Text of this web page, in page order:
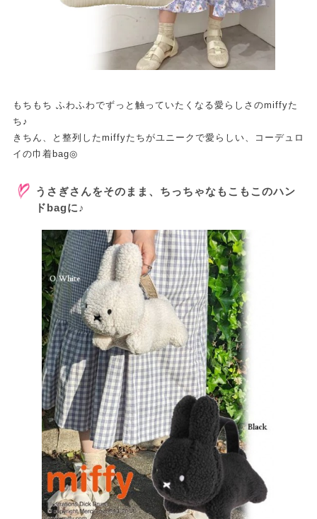
もちもち ふわふわでずっと触っていたくなる愛らしさのmiffyた
ち♪
きちん、と整列したmiffyたちがユニークで愛らしい、コーデュロ
イの巾着bag◎
うさぎさんをそのまま、ちっちゃなもこもこのハン
ドbagに♪